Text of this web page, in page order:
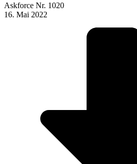
Askforce Nr. 1020
16. Mai 2022